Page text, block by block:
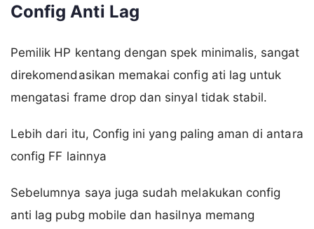
Config Anti Lag
Pemilik HP kentang dengan spek minimalis, sangat
direkomendasikan memakai config ati lag untuk
mengatasi frame drop dan sinyal tidak stabil.
Lebih dari itu, Config ini yang paling aman di antara
config FF lainnya
Sebelumnya saya juga sudah melakukan config
anti lag pubg mobile dan hasilnya memang